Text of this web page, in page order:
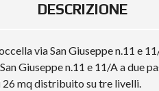
DESCRIZIONE
via San Giuseppe n.11 e
Giuseppe n.11 e 11/A a due
mq distribuito su tre livelli.